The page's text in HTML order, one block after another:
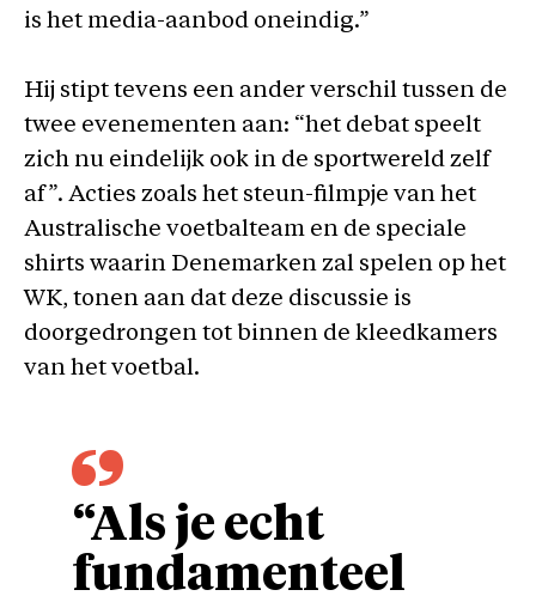
is het media-aanbod oneindig.”
Hij stipt tevens een ander verschil tussen de
twee evenementen aan: “het debat speelt
zich nu eindelijk ook in de sportwereld zelf
af”. Acties zoals het steun-filmpje van het
Australische voetbalteam en de speciale
shirts waarin Denemarken zal spelen op het
WK, tonen aan dat deze discussie is
doorgedrongen tot binnen de kleedkamers
van het voetbal.
“Als je echt
fundamenteel